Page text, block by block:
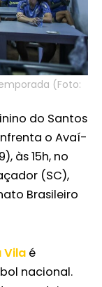
(Foto:
do Santos
o Avaí-
às 15h, no
(SC),
Brasileiro
Vila é
nacional.